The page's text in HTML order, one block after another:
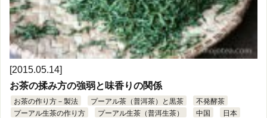
[2015.05.14]
お茶の揉み方の強弱と味香りの関係
お茶の作り方－製法 プーアル茶（普洱茶）と黒茶
不発酵茶
プーアル生茶の作り方
プーアル生茶（普洱生茶） 中国
日本